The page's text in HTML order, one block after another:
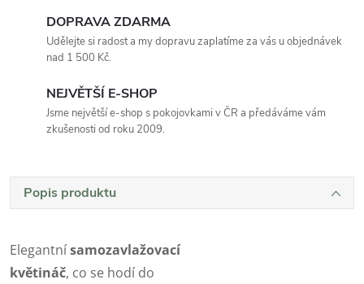
DOPRAVA ZDARMA
Udělejte si radost a my dopravu zaplatíme za vás u objednávek
nad 1 500 Kč.
NEJVĚTŠÍ E-SHOP
Jsme největší e-shop s pokojovkami v ČR a předáváme vám
zkušenosti od roku 2009.
Popis produktu
Elegantnísamozavlažovací
květináč, co se hodí do